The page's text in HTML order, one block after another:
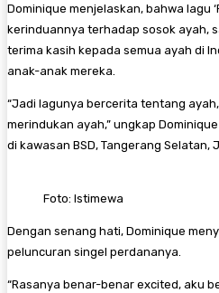
Dominique menjelaskan, bahwa lagu
kerinduannya terhadap sosok ayah,
terima kasih kepada semua ayah di
anak-anak mereka.
“Jadi lagunya bercerita tentang
merindukan ayah,” ungkap
di kawasan BSD, Tangerang Selatan,
Foto: Istimewa
Dengan senang hati, Dominique
peluncuran singel perdananya.
“Rasanya benar-benar excited, aku